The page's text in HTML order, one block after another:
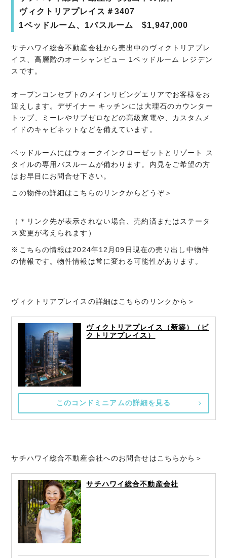
ヴィクトリアプレイス＃3407
1ベッドルーム、1バスルーム $1,947,000
サチハワイ総合不動産会社から売出中のヴィクトリアプレ
イス、高層階のオーシャンビュー 1ベッドルーム レジデン
スです。
オープンコンセプトのメインリビングエリアでお客様をお
迎えします。デザイナー キッチンには大理石のカウンター
トップ、ミーレやサブゼロなどの高級家電や、カスタムメ
イドのキャビネットなどを備えています。
ベッドルームにはウォークインクローゼットとリゾート ス
タイルの専用バスルームが備わります。内見をご希望の方
はお早目にお問合せ下さい。
この物件の詳細はこちらのリンクからどうぞ＞
（＊リンク先が表示されない場合、売約済またはステータ
ス変更が考えられます）
※こちらの情報は2024年12月09日現在の売り出し中物件
の情報です。物件情報は常に変わる可能性があります。
ヴィクトリアプレイスの詳細はこちらのリンクから＞
ヴィクトリアプレイス（新築）（ビ
クトリアプレイス）
このコンドミニアムの詳細を見る
サチハワイ総合不動産会社へのお問合せはこちらから＞
サチハワイ総合不動産会社